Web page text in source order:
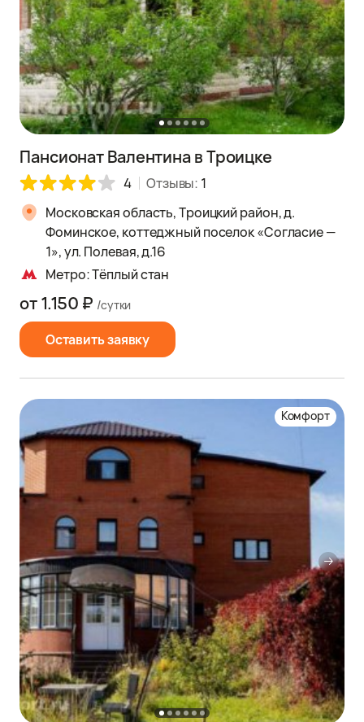
Пансионат Валентина в Троицке
4 Отзывы: 1
Московская область, Троицкий район, д.
Фоминское, коттеджный поселок «Согласие —
1», ул. Полевая, д.16
Метро: Тёплый стан
Оставить заявку
от 1.150 ₽ /сутки
Комфорт